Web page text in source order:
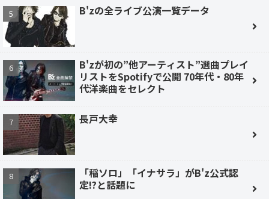
B'zの全ライブ公演一覧データ
B'zが初の”他アーティスト”選曲プレイ
リストをSpotifyで公開 70年代・80年
代洋楽曲をセレクト
長戸大幸
「稲ソロ」「イナサラ」がB'z公式認
定!?と話題に